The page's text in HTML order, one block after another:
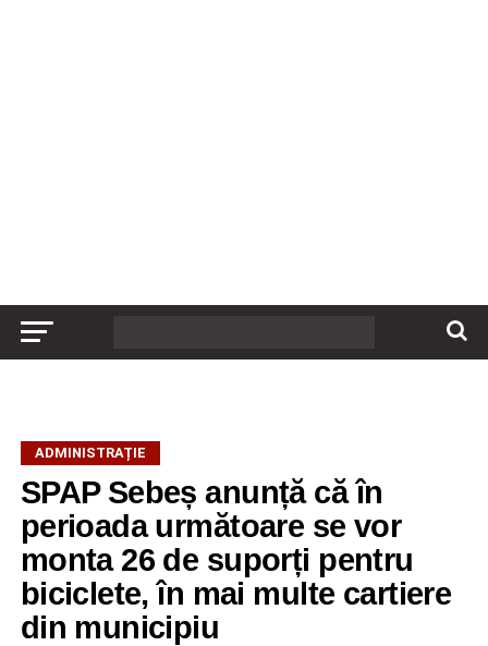
ADMINISTRAȚIE
SPAP Sebeș anunță că în
perioada următoare se vor
monta 26 de suporți pentru
biciclete, în mai multe cartiere
din municipiu